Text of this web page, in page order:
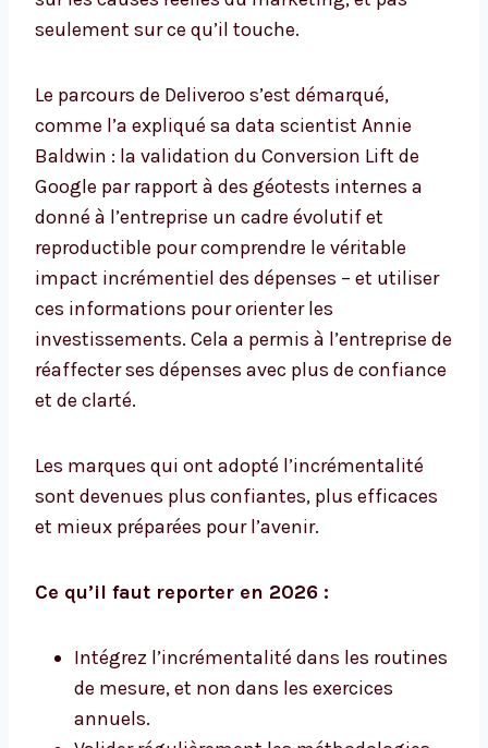
seulement sur ce qu’il touche.
Le parcours de Deliveroo s’est démarqué,
comme l’a expliqué sa data scientist Annie
Baldwin : la validation du Conversion Lift de
Google par rapport à des géotests internes a
donné à l’entreprise un cadre évolutif et
reproductible pour comprendre le véritable
impact incrémentiel des dépenses – et utiliser
ces informations pour orienter les
investissements. Cela a permis à l’entreprise de
réaffecter ses dépenses avec plus de confiance
et de clarté.
Les marques qui ont adopté l’incrémentalité
sont devenues plus confiantes, plus efficaces
et mieux préparées pour l’avenir.
Ce qu’il faut reporter en 2026 :
Intégrez l’incrémentalité dans les routines
de mesure, et non dans les exercices
annuels.